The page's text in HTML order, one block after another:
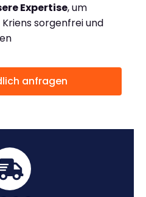
Expertise, um
sorgenfrei und
anfragen